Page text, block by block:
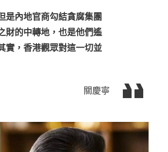
是內地官商勾結貪腐集團
財的中轉地，也是他們遙
實，香港觀眾對這一切並
關慶寧